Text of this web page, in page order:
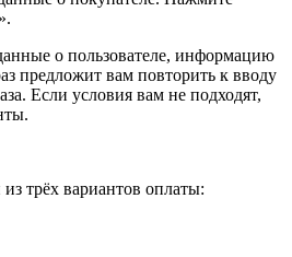
о пользователе, информацию
предложит вам повторить к вводу
Если условия вам не подходят,
трёх вариантов оплаты: